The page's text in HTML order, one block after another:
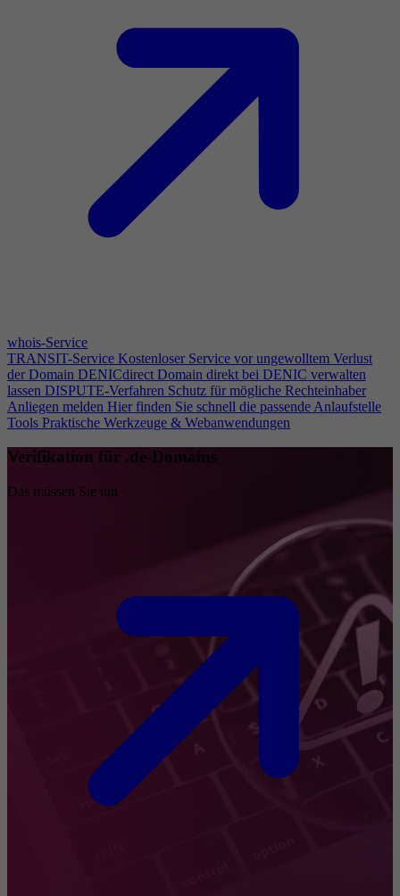
whois-Service
TRANSIT-Service Kostenloser Service vor ungewolltem Verlust
der Domain DENICdirect Domain direkt bei DENIC verwalten
lassen DISPUTE-Verfahren Schutz für mögliche Rechteinhaber
Anliegen melden Hier finden Sie schnell die passende Anlaufstelle
Tools Praktische Werkzeuge & Webanwendungen
Verifikation für .de-Domains
Das müssen Sie tun